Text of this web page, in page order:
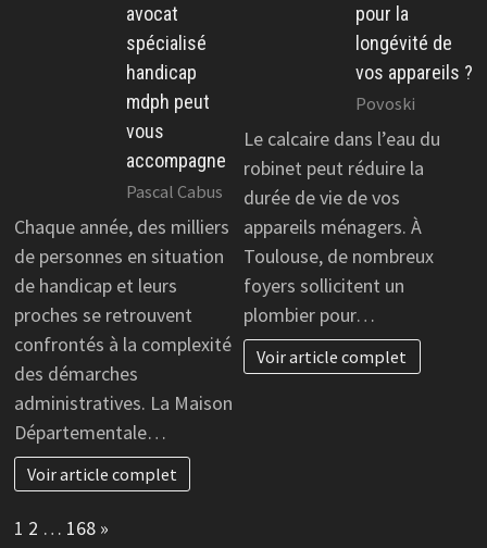
avocat
spécialisé
handicap
mdph peut
vous
accompagne
Pascal Cabus
Chaque année, des milliers
de personnes en situation
de handicap et leurs
proches se retrouvent
confrontés à la complexité
des démarches
administratives. La Maison
Départementale…
Voir article complet
pour la
longévité de
vos appareils ?
Povoski
Le calcaire dans l’eau du
robinet peut réduire la
durée de vie de vos
appareils ménagers. À
Toulouse, de nombreux
foyers sollicitent un
plombier pour…
Voir article complet
Page:
1 2 … 168 Next
»